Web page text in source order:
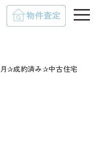
月✰成約済み✰中古住宅